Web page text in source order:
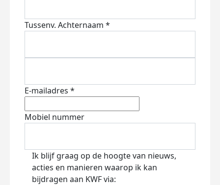
Tussenv. Achternaam *
E-mailadres *
Mobiel nummer
Ik blijf graag op de hoogte van nieuws,
acties en manieren waarop ik kan
bijdragen aan KWF via: